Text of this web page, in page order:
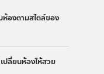
ห้องตามสไตล์ของ
ปลี่ยนห้องให้สวย